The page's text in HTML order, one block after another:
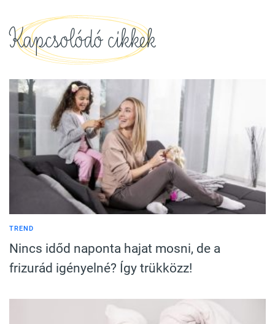
Kapcsolódó cikkek
TREND
Nincs időd naponta hajat mosni, de a
frizurád igényelné? Így trükközz!